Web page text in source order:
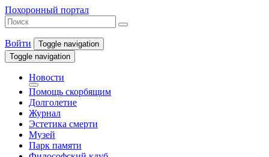
Похоронный портал
Войти
Toggle navigation
Toggle navigation
Новости
Помощь скорбящим
Долголетие
Журнал
Эстетика смерти
Музей
Парк памяти